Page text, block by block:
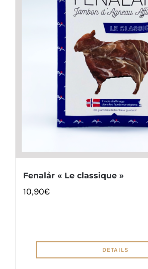
Fenalår « Le classique »
10,90€
DETAILS